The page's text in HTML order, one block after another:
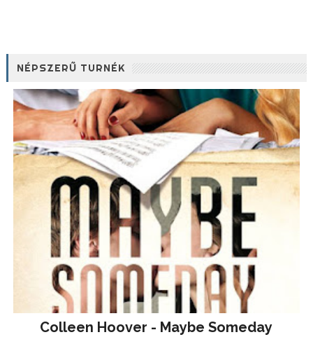
NÉPSZERŰ TURNÉK
Colleen Hoover - Maybe Someday